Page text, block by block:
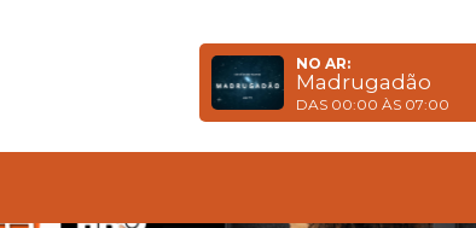
NO AR:
Madrugadão
DAS 00:00 ÀS 07:00